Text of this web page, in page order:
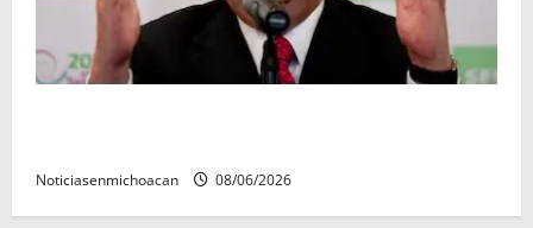
Noticiasenmichoacan 08/06/2026